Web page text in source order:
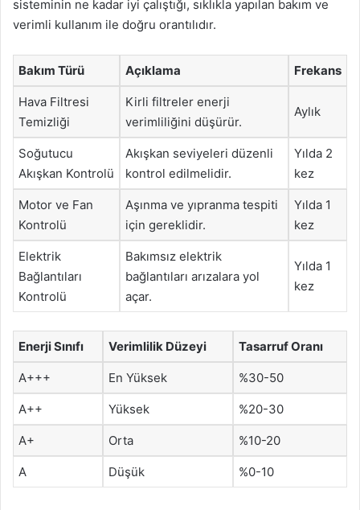
sisteminin ne kadar iyi çalıştığı, sıklıkla yapılan bakım ve
verimli kullanım ile doğru orantılıdır.
Bakım Türü Açıklama Frekans
Hava Filtresi
Temizliği
Kirli filtreler enerji
verimliliğini düşürür.
Aylık
Soğutucu
Akışkan Kontrolü
Akışkan seviyeleri düzenli
kontrol edilmelidir.
Yılda 2
kez
Motor ve Fan
Kontrolü
Aşınma ve yıpranma tespiti
için gereklidir.
Yılda 1
kez
Elektrik
Bağlantıları
Kontrolü
Bakımsız elektrik
bağlantıları arızalara yol
açar.
Yılda 1
kez
Enerji Sınıfı Verimlilik Düzeyi Tasarruf Oranı
A+++ En Yüksek %30-50
A++ Yüksek %20-30
A+ Orta %10-20
A Düşük %0-10